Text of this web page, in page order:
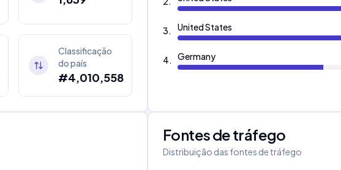
Classificação
do país
#4,010,558
3. United States
4. Germany
Fontes de tráfego
Distribuição das fontes de tráfego